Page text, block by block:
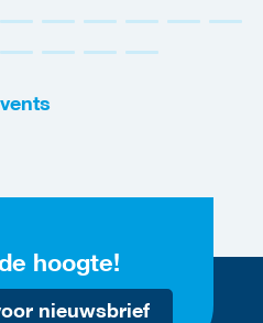
hoogte!
nieuwsbrief